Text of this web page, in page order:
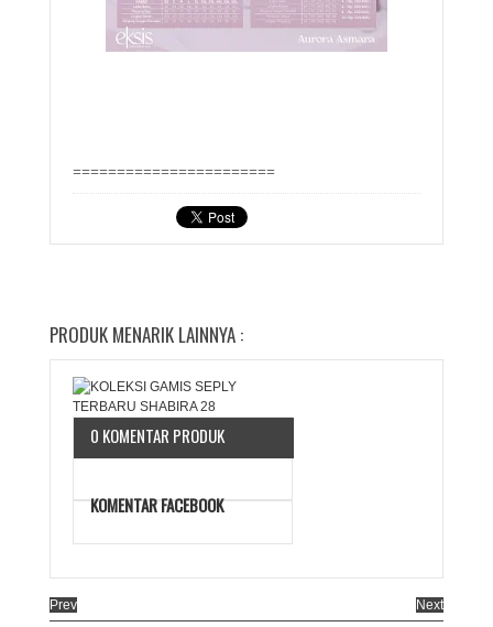
=======================
PRODUK MENARIK LAINNYA :
0 KOMENTAR PRODUK
KOMENTAR FACEBOOK
Prev Next